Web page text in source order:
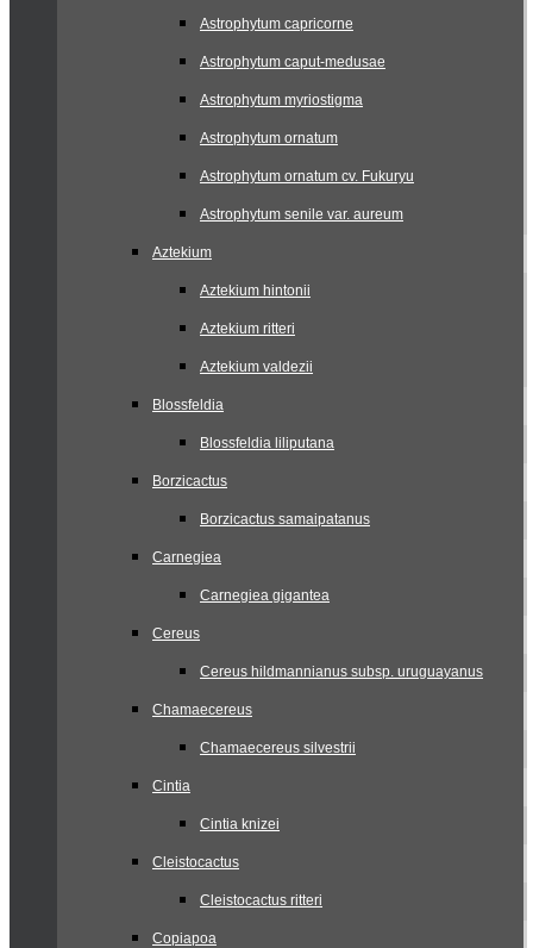
Astrophytum capricorne
Astrophytum caput-medusae
Astrophytum myriostigma
Astrophytum ornatum
Astrophytum ornatum cv. Fukuryu
Astrophytum senile var. aureum
Aztekium
Aztekium hintonii
Aztekium ritteri
Aztekium valdezii
Blossfeldia
Blossfeldia liliputana
Borzicactus
Borzicactus samaipatanus
Carnegiea
Carnegiea gigantea
Cereus
Cereus hildmannianus subsp. uruguayanus
Chamaecereus
Chamaecereus silvestrii
Cintia
Cintia knizei
Cleistocactus
Cleistocactus ritteri
Copiapoa